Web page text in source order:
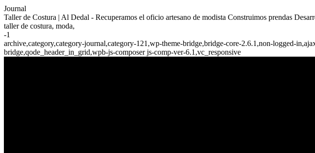
Journal
Taller de Costura | Al Dedal - Recuperamos el oficio artesano de modista Construimos prendas
taller de costura, moda,
-1
archive,category,category-journal,category-121,wp-theme-bridge,bridge-core-2.6.1,non-logged-
bridge,qode_header_in_grid,wpb-js-composer js-comp-ver-6.1,vc_responsive